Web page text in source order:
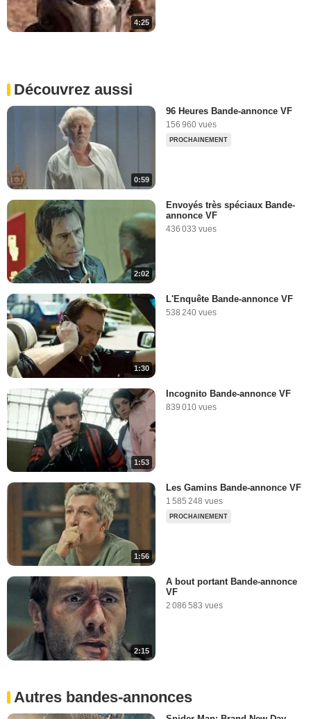
4:25
Découvrez aussi
0:59
96 Heures Bande-annonce VF
156 960 vues
PROCHAINEMENT
2:02
Envoyés très spéciaux Bande-
annonce VF
436 033 vues
1:30
L'Enquête Bande-annonce VF
538 240 vues
1:53
Incognito Bande-annonce VF
839 010 vues
1:56
Les Gamins Bande-annonce VF
1 585 248 vues
PROCHAINEMENT
2:15
A bout portant Bande-annonce
VF
2 086 583 vues
Autres bandes-annonces